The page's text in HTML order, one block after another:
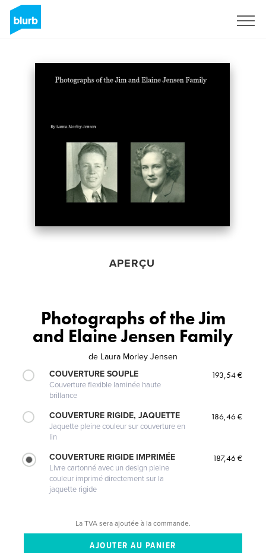
APERÇU
Photographs of the Jim
and Elaine Jensen Family
de Laura Morley Jensen
COUVERTURE SOUPLE
Couverture flexible laminée haute
brillance
193,54 €
COUVERTURE RIGIDE, JAQUETTE
Jaquette pleine couleur sur couverture en
lin
186,46 €
COUVERTURE RIGIDE IMPRIMÉE
Livre cartonné avec un design pleine
couleur imprimé directement sur la
jaquette rigide
187,46 €
La TVA sera ajoutée à la commande.